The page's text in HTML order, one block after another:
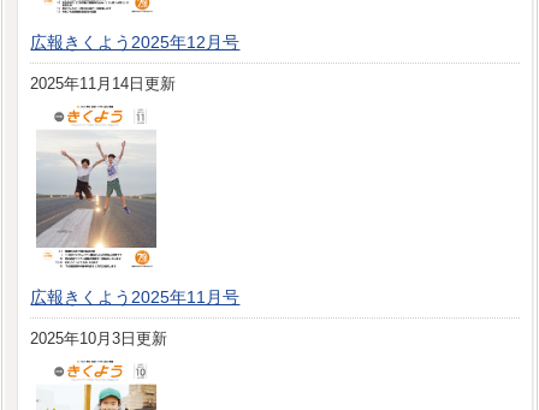
広報きくよう2025年12月号
2025年11月14日更新
広報きくよう2025年11月号
2025年10月3日更新